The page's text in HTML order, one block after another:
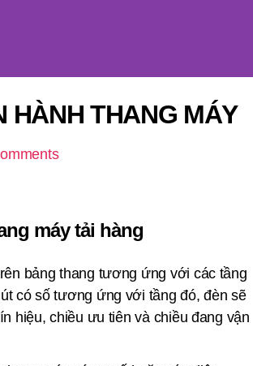
HÀNH THANG MÁY
máy tải hàng
bảng thang tương ứng với các tầng
có số tương ứng với tầng đó, đèn sẽ
hiệu, chiều ưu tiên và chiều đang vận